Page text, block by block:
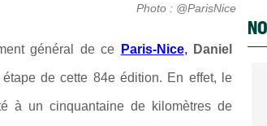
Photo : @ParisNice
général de ce Paris-Nice, Daniel
de cette 84e édition. En effet, le
à un cinquantaine de kilomètres de